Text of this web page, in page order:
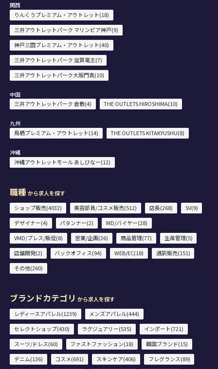
関西
りんくうプレミアム・アウトレット(18)
三井アウトレットパーク マリンピア神戸(9)
神戸三田プレミアム・アウトレット(40)
三井アウトレットパーク 滋賀竜王(7)
三井アウトレットパーク大阪門真(10)
中国
三井アウトレットパーク 倉敷(4)
THE OUTLETS HIROSHIMA(10)
九州
鳥栖プレミアム・アウトレット(14)
THE OUTLETS KITAKYUSHU(8)
沖縄
沖縄アウトレットモール あしびなー(12)
職種 から求人を探す
ショップ販売(4032)
美容部員/コスメ販売(512) 店長(268)
SV(9)
デザイナー(4)
パタンナー(2)
MD/バイヤー(28)
VMD/プレス/販促(8)
営業/企画(26) 商品管理(77)
生産管理(5)
店舗開発(2)
バックオフィス(94) WEB/EC(18)
通訳販売(151)
その他(260)
ブランドカテゴリ から求人を探す
レディースアパレル(1239)
メンズアパレル(444)
セレクトショップ(430)
ラグジュアリー(535)
インポート(721)
スーツ/ドレス(60)
ファストファッション(18)
韓国ブランド(15)
デニム(136)
コスメ(691) スキンケア(406)
フレグランス(89)